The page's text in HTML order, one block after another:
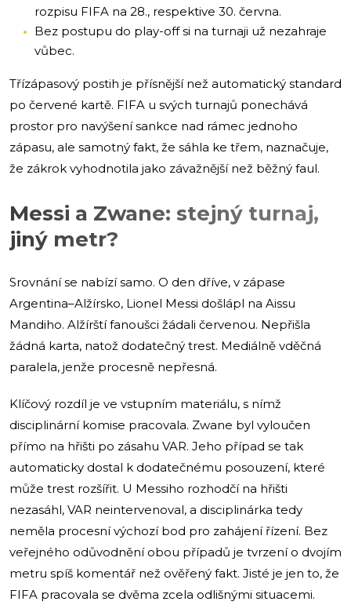
rozpisu FIFA na 28., respektive 30. června.
Bez postupu do play-off si na turnaji už nezahraje
vůbec.
Třízápasový postih je přísnější než automatický standard
po červené kartě. FIFA u svých turnajů ponechává
prostor pro navýšení sankce nad rámec jednoho
zápasu, ale samotný fakt, že sáhla ke třem, naznačuje,
že zákrok vyhodnotila jako závažnější než běžný faul.
Messi a Zwane: stejný turnaj,
jiný metr?
Srovnání se nabízí samo. O den dříve, v zápase
Argentina–Alžírsko, Lionel Messi došlápl na Aissu
Mandiho. Alžírští fanoušci žádali červenou. Nepřišla
žádná karta, natož dodatečný trest. Mediálně vděčná
paralela, jenže procesně nepřesná.
Klíčový rozdíl je ve vstupním materiálu, s nímž
disciplinární komise pracovala. Zwane byl vyloučen
přímo na hřišti po zásahu VAR. Jeho případ se tak
automaticky dostal k dodatečnému posouzení, které
může trest rozšířit. U Messiho rozhodčí na hřišti
nezasáhl, VAR neintervenoval, a disciplinárka tedy
neměla procesní výchozí bod pro zahájení řízení. Bez
veřejného odůvodnění obou případů je tvrzení o dvojím
metru spíš komentář než ověřený fakt. Jisté je jen to, že
FIFA pracovala se dvěma zcela odlišnými situacemi.